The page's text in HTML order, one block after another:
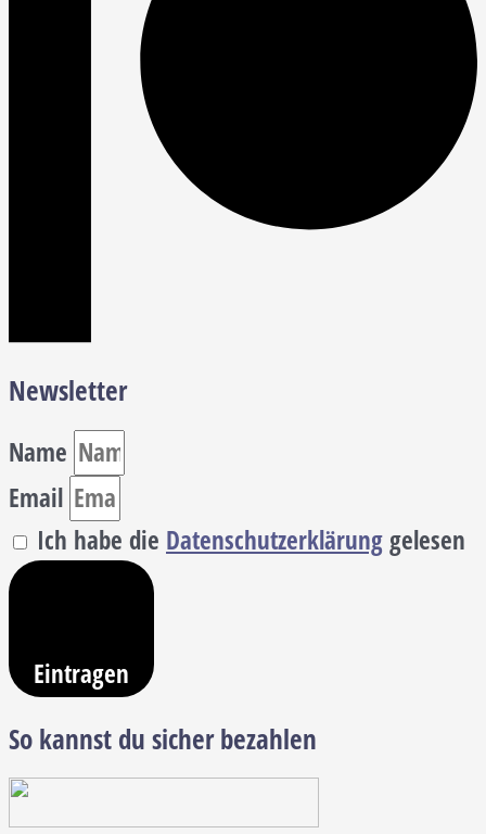
Newsletter
Name
Email
Ich habe die Datenschutzerklärunggelesen
Eintragen
So kannst du sicher bezahlen